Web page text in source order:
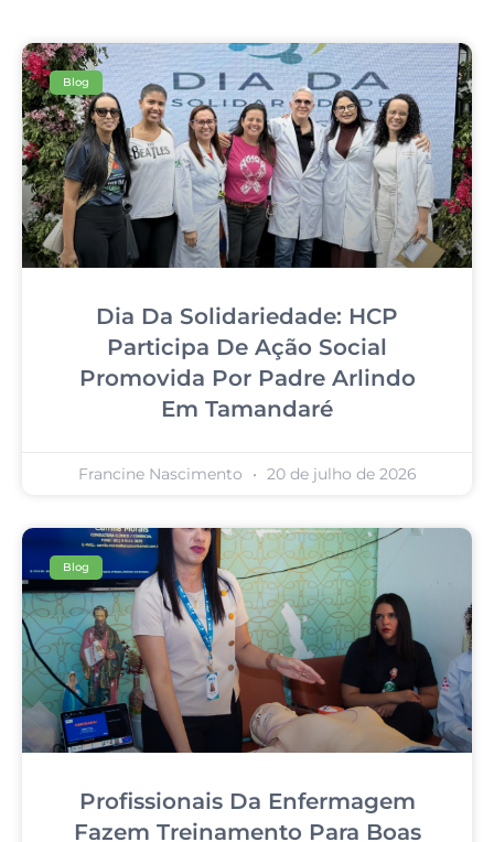
Blog
Dia Da Solidariedade: HCP
Participa De Ação Social
Promovida Por Padre Arlindo
Em Tamandaré
Francine Nascimento 20 de julho de 2026
Blog
Profissionais Da Enfermagem
Fazem Treinamento Para Boas